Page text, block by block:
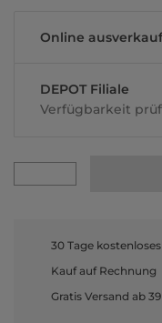
Online
DEPOT Filiale
Verfügbarkeit
30 Tage
Kauf auf Rechnung
Gratis Versand ab